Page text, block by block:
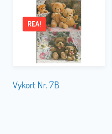
Vykort Nr. 7B
REA!